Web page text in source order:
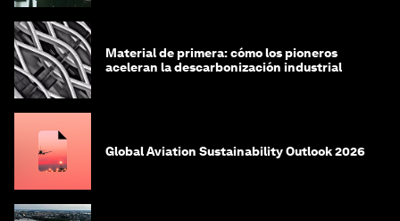
Material de primera: cómo los pioneros
aceleran la descarbonización industrial
Global Aviation Sustainability Outlook 2026